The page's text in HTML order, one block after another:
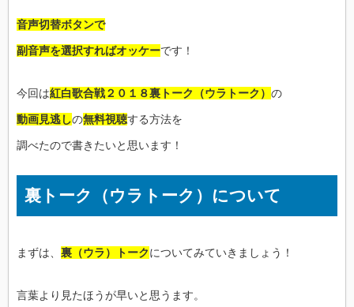
音声切替ボタンで
副音声を選択すればオッケーです！
今回は紅白歌合戦２０１８裏トーク（ウラトーク） の
動画見逃しの無料視聴する方法を
調べたので書きたいと思います！
裏トーク（ウラトーク）について
まずは、 裏（ウラ）トークについてみていきましょう！
言葉より見たほうが早いと思うます。